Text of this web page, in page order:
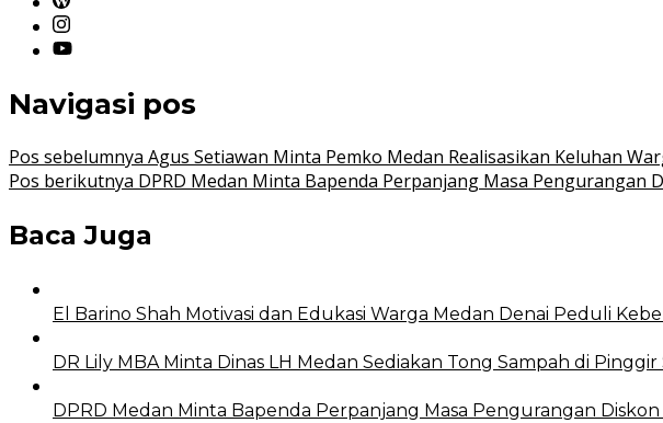
Navigasi pos
Pos sebelumnya Agus Setiawan Minta Pemko Medan Realisasikan Keluhan
Pos berikutnya DPRD Medan Minta Bapenda Perpanjang Masa Pengurangan
Baca Juga
El Barino Shah Motivasi dan Edukasi Warga Medan Denai Peduli
DR Lily MBA Minta Dinas LH Medan Sediakan Tong Sampah di Pinggir
DPRD Medan Minta Bapenda Perpanjang Masa Pengurangan Diskon